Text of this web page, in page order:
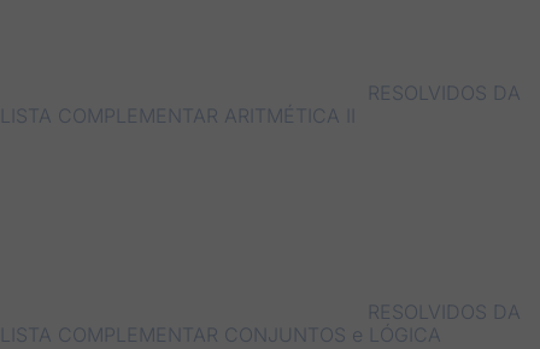
RESOLVIDOS DA
LISTA COMPLEMENTAR ARITMÉTICA II
RESOLVIDOS DA
LISTA COMPLEMENTAR CONJUNTOS e LÓGICA